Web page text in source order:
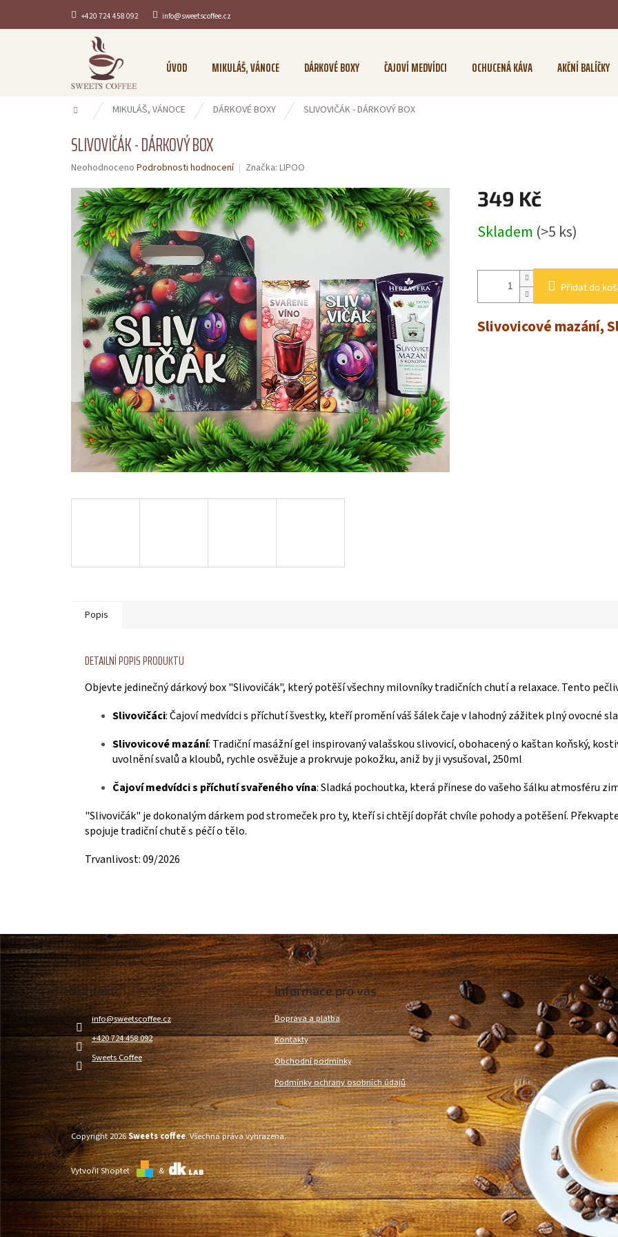
obsah
+420 724 458 092 info@sweetscoffee.cz
ÚVOD MIKULÁŠ, VÁNOCE DÁRKOVÉ BOXY ČAJOVÍ MEDVÍDCI OCHUCENÁ KÁVA AKČNÍ BALÍČKY
Domů MIKULÁŠ, VÁNOCE DÁRKOVÉ BOXY SLIVOVIČÁK - DÁRKOVÝ BOX
SLIVOVIČÁK - DÁRKOVÝ BOX
Průměrné
produktu
je
0,0
z
hvězdiček.
Neohodnoceno Podrobnosti hodnocení Značka: LIPOO
349 Kč
cena:
Skladem (>5 ks)
Přidat do
Slivovicové mazání,
Popis
DETAILNÍ POPIS PRODUKTU
Objevte jedinečný dárkový box "Slivovičák", který potěší všechny milovníky tradičních chutí a relaxace. Tento
Slivovičáci: Čajoví medvídci s příchutí švestky, kteří promění váš šálek čaje v lahodný zážitek plný ovocné
Slivovicové mazání: Tradiční masážní gel inspirovaný valašskou slivovicí, obohacený o kaštan koňský,
uvolnění svalů a kloubů, rychle osvěžuje a prokrvuje pokožku, aniž by ji vysušoval, 250ml
Čajoví medvídci s příchutí svařeného vína: Sladká pochoutka, která přinese do vašeho šálku atmosféru
"Slivovičák" je dokonalým dárkem pod stromeček pro ty, kteří si chtějí dopřát chvíle pohody a potěšení.
spojuje tradiční chutě s péčí o tělo.
Trvanlivost: 09/2026
Z
á
a
t
Kontakt
info@sweetscoffee.cz
+420 724 458 092
Sweets Coffee
Informace pro vás
Doprava a platba
Kontakty
Obchodní podmínky
Podmínky ochrany osobních údajů
Vytvořil Shoptet &
Copyright 2026Sweets coffee. Všechna práva vyhrazena.